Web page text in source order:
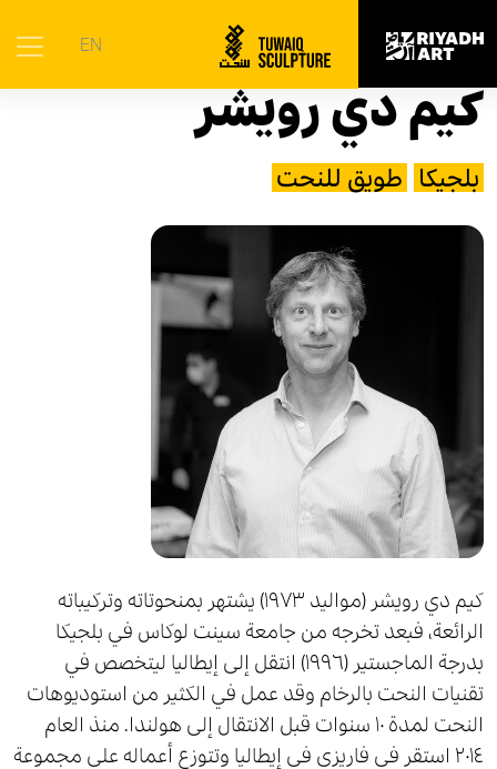
EN الرئيسية | الفنانون كيم دي رويشر
كيم دي رويشر
بلجيكا طويق للنحت
كيم دي رويشر (مواليد ١٩٧٣) يشتهر بمنحوتاته وتركيباته
الرائعة، فبعد تخرجه من جامعة سينت لوكاس في بلجيكا
بدرجة الماجستير (١٩٩٦) انتقل إلى إيطاليا ليتخصص في
تقنيات النحت بالرخام وقد عمل في الكثير من استوديوهات
النحت لمدة ١٠ سنوات قبل الانتقال إلى هولندا. منذ العام
٢٠١٤ استقر في فاريزي في إيطاليا وتتوزع أعماله على مجموعة